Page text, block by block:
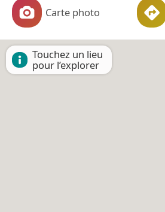
Carte photo
Touchez un lieu
pour l’explorer